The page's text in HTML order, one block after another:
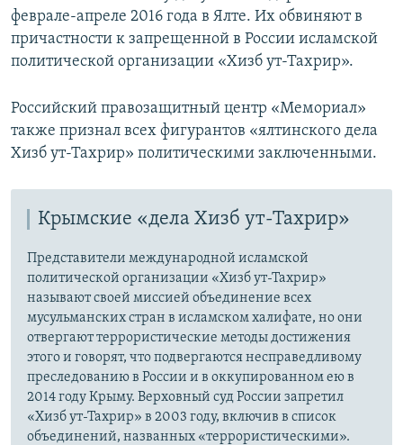
феврале-апреле 2016 года в Ялте. Их обвиняют в
причастности к запрещенной в России исламской
политической организации «Хизб ут-Тахрир».
Российский правозащитный центр «Мемориал»
также признал всех фигурантов «ялтинского дела
Хизб ут-Тахрир» политическими заключенными.
Крымские «дела Хизб ут-Тахрир»
Представители международной исламской
политической организации «Хизб ут-Тахрир»
называют своей миссией объединение всех
мусульманских стран в исламском халифате, но они
отвергают террористические методы достижения
этого и говорят, что подвергаются несправедливому
преследованию в России и в оккупированном ею в
2014 году Крыму. Верховный суд России запретил
«Хизб ут-Тахрир» в 2003 году, включив в список
объединений, названных «террористическими».